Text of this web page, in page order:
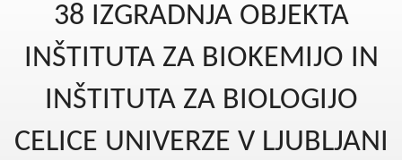
Kohezija do 2020
Po 2020
Seznam projektov
Blog
38 IZGRADNJA OBJEKTA
INŠTITUTA ZA BIOKEMIJO IN
INŠTITUTA ZA BIOLOGIJO
CELICE UNIVERZE V LJUBLJANI